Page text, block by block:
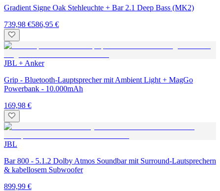
Gradient Signe Oak Stehleuchte + Bar 2.1 Deep Bass (MK2)
739,98 €586,95 €
JBL + Anker
Grip - Bluetooth-Lauptsprecher mit Ambient Light + MagGo
Powerbank - 10.000mAh
169,98 €
JBL
Bar 800 - 5.1.2 Dolby Atmos Soundbar mit Surround-Lautsprechern
& kabellosem Subwoofer
899,99 €